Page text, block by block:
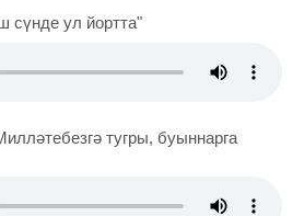
сүнде ул йортта"
тугры, буыннарга